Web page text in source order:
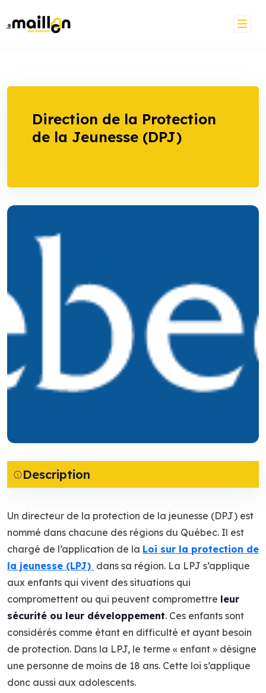
to
Direction de la Protection
de la Jeunesse (DPJ)
Description
Un directeur de la protection de la jeunesse (DPJ) est
nommé dans chacune des régions du Québec. Il est
chargé de l’application de la Loi sur la protection de
la jeunesse (LPJ) dans sa région. La LPJ s’applique
aux enfants qui vivent des situations qui
compromettent ou qui peuvent compromettre leur
sécurité ou leur développement. Ces enfants sont
considérés comme étant en difficulté et ayant besoin
de protection. Dans la LPJ, le terme « enfant » désigne
une personne de moins de 18 ans. Cette loi s’applique
donc aussi aux adolescents.